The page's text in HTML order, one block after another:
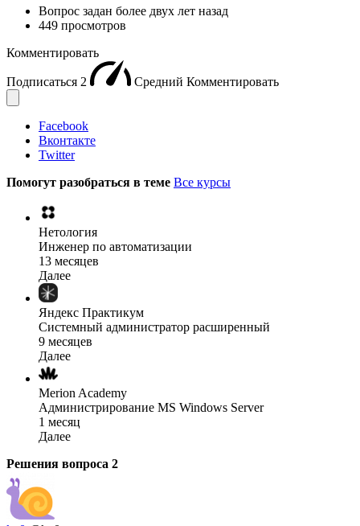
Вопрос задан более двух лет назад
449 просмотров
Комментировать
Подписаться 2 Средний Комментировать
Facebook
Вконтакте
Twitter
Помогут разобраться в теме Все курсы
Нетология
Инженер по автоматизации
13 месяцев
Далее
Яндекс Практикум
Системный администратор расширенный
9 месяцев
Далее
Merion Academy
Администрирование MS Windows Server
1 месяц
Далее
Решения вопроса 2